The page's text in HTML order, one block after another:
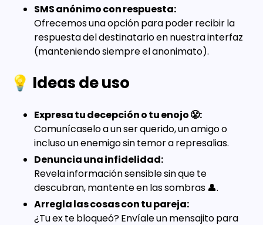
SMS anónimo con respuesta:
Ofrecemos una opción para poder recibir la
respuesta del destinatario en nuestra interfaz
(manteniendo siempre el anonimato).
💡 Ideas de uso
Expresa tu decepción o tu enojo 😤:
Comunícaselo a un ser querido, un amigo o
incluso un enemigo sin temor a represalias.
Denuncia una infidelidad:
Revela información sensible sin que te
descubran, mantente en las sombras 👤.
Arregla las cosas con tu pareja:
¿Tu ex te bloqueó? Envíale un mensajito para